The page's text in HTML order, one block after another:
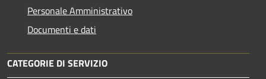
Personale Amministrativo
Documenti e dati
CATEGORIE DI SERVIZIO